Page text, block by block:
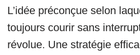
L’idée préconçue selon
toujours courir sans
révolue. Une stratégie